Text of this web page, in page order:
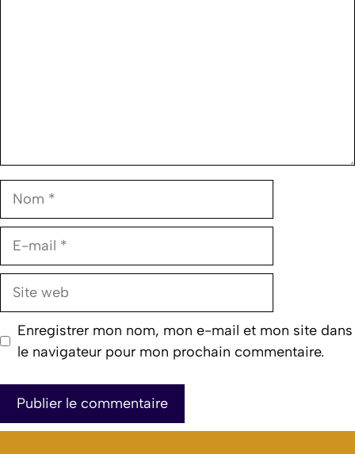
Nom
E-
Site
Enregistrer mon nom, mon e-mail et mon site dans
le navigateur pour mon prochain commentaire.